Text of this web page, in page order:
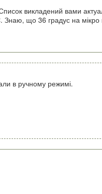
викладений вами
що 36 градус на
в ручному режимі.